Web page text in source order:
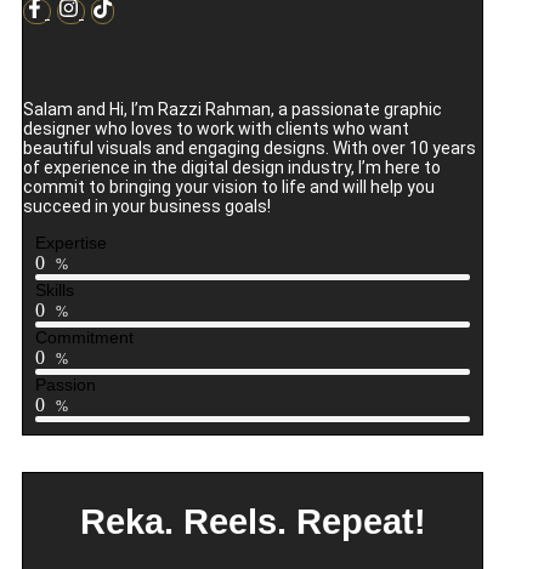
Salam and Hi, I’m Razzi Rahman, a passionate graphic
designer who loves to work with clients who want
beautiful visuals and engaging designs. With over 10 years
of experience in the digital design industry, I’m here to
commit to bringing your vision to life and will help you
succeed in your business goals!
Expertise
0 %
Skills
0 %
Commitment
0 %
Passion
0 %
Reka. Reels. Repeat!